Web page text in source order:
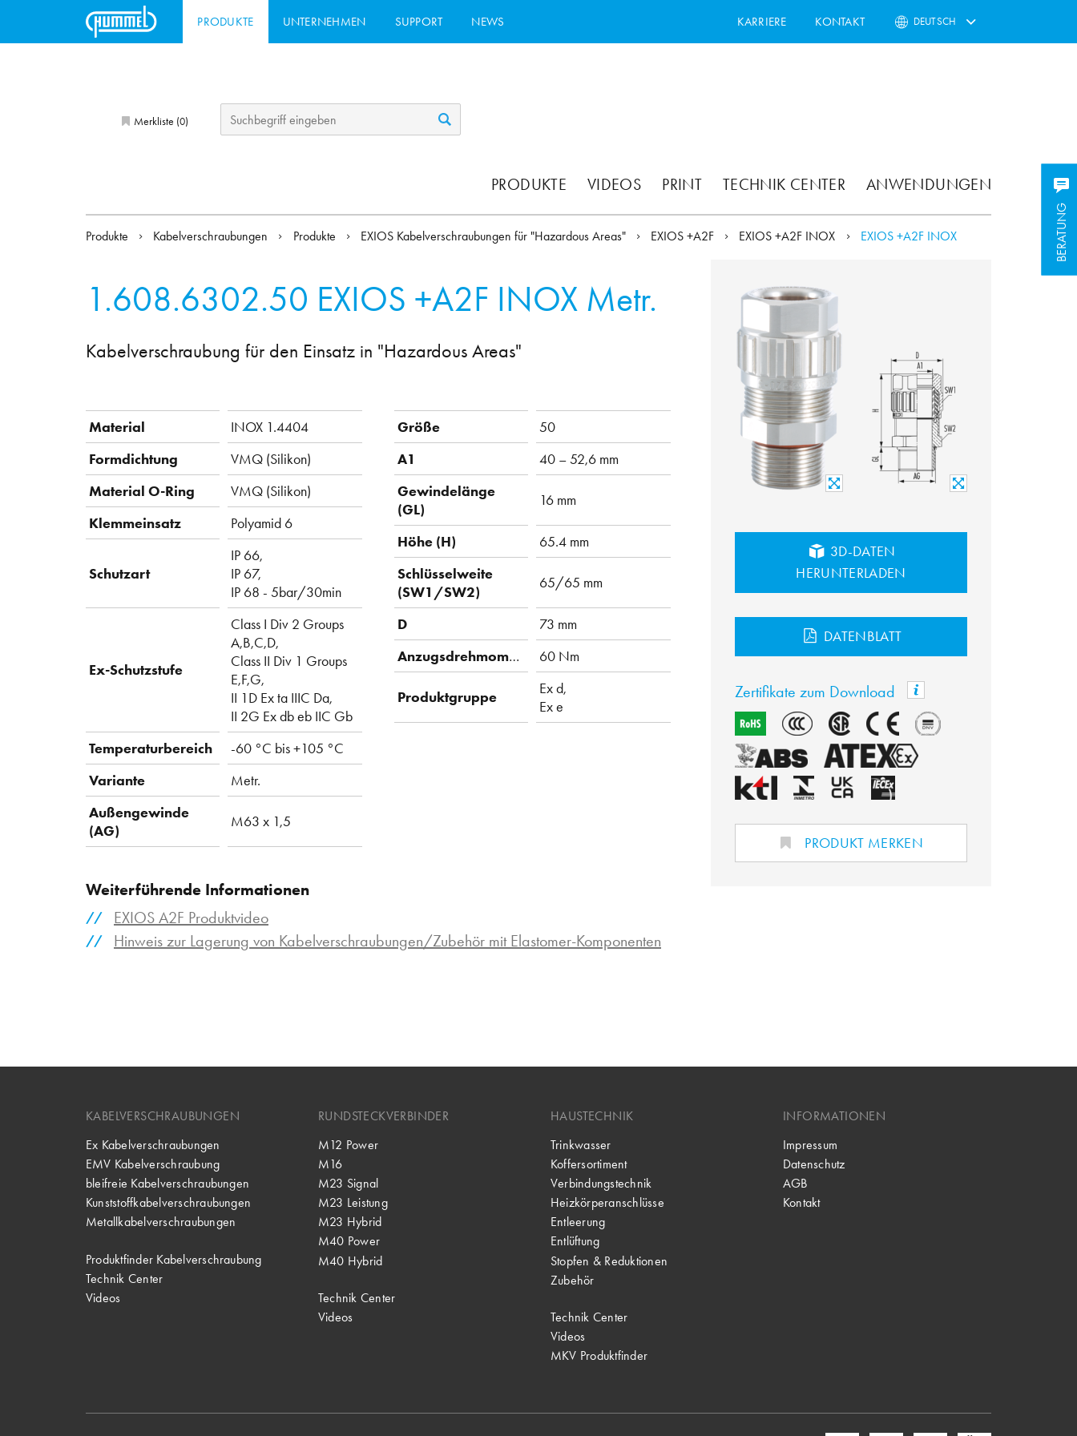
PRODUKTE UNTERNEHMEN SUPPORT NEWS KARRIERE KONTAKT DEUTSCH
Merkliste (0)
PRODUKTE VIDEOS PRINT TECHNIK CENTER ANWENDUNGEN
BERATUNG
BERATUNG
Produkte Kabelverschraubungen Produkte EXIOS Kabelverschraubungen für "Hazardous Areas" EXIOS +A2F EXIOS +A2F INOX EXIOS +A2F INOX
1.608.6302.50 EXIOS +A2F INOX Metr.
Kabelverschraubung für den Einsatz in "Hazardous Areas"
Material
INOX 1.4404
Formdichtung
VMQ (Silikon)
Material O-Ring
VMQ (Silikon)
Klemmeinsatz
Polyamid 6
Schutzart
IP 66,
IP 67,
IP 68 - 5bar/30min
Ex-Schutzstufe
Class I Div 2 Groups
A,B,C,D,
Class II Div 1 Groups
E,F,G,
II 1D Ex ta IIIC Da,
II 2G Ex db eb IIC Gb
Temperaturbereich
-60 °C bis +105 °C
Variante
Metr.
Außengewinde
(AG)
M63 x 1,5
Größe
50
A1
40 – 52,6 mm
Gewindelänge
(GL)
16 mm
Höhe (H)
65.4 mm
Schlüsselweite
(SW1/SW2)
65/65 mm
D
73 mm
Anzugsdrehmoment
60 Nm
Produktgruppe
Ex d,
Ex e
Weiterführende Informationen
EXIOS A2F Produktvideo
Hinweis zur Lagerung von Kabelverschraubungen/Zubehör mit Elastomer-Komponenten
3D-DATEN
HERUNTERLADEN
DATENBLATT
Zertifikate zum Download
PRODUKT MERKEN
KABELVERSCHRAUBUNGEN
Ex Kabelverschraubungen
EMV Kabelverschraubung
bleifreie Kabelverschraubungen
Kunststoffkabelverschraubungen
Metallkabelverschraubungen
Produktfinder Kabelverschraubung
Technik Center
Videos
RUNDSTECKVERBINDER
M12 Power
M16
M23 Signal
M23 Leistung
M23 Hybrid
M40 Power
M40 Hybrid
Technik Center
Videos
HAUSTECHNIK
Trinkwasser
Koffersortiment
Verbindungstechnik
Heizkörperanschlüsse
Entleerung
Entlüftung
Stopfen & Reduktionen
Zubehör
Technik Center
Videos
MKV Produktfinder
INFORMATIONEN
Impressum
Datenschutz
AGB
Kontakt